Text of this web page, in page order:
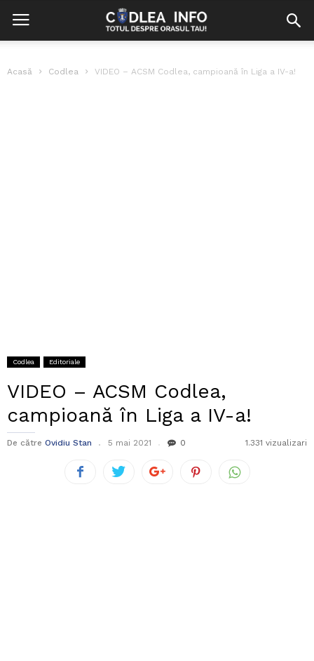
Acasă Codlea VIDEO – ACSM Codlea, campioană în Liga a IV-a!
Codlea Editoriale
VIDEO – ACSM Codlea,
campioană în Liga a IV-a!
De către Ovidiu Stan 5 mai 2021 0 1.331 vizualizari